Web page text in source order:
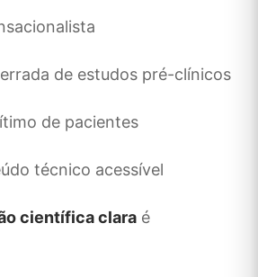
de estudos pré-clínicos
de pacientes
técnico acessível
científica clara é